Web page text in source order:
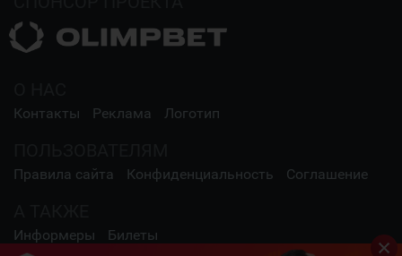
Контакты Реклама Логотип
Правила сайта Конфиденциальность Соглашение
Информеры Билеты